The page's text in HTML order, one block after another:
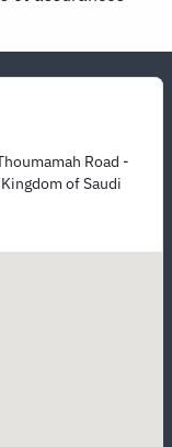
Road -
of Saudi